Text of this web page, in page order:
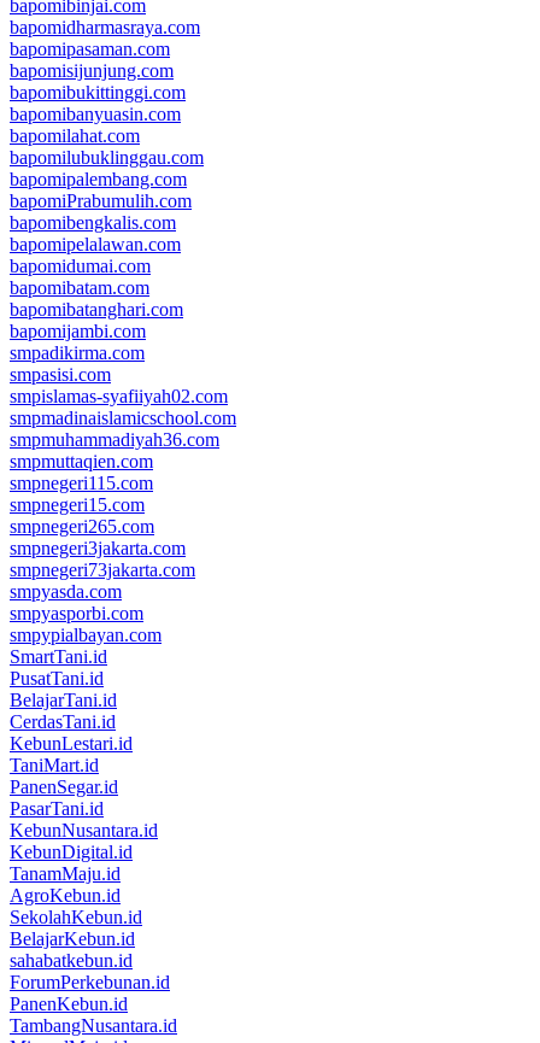
bapomibinjai.com
bapomidharmasraya.com
bapomipasaman.com
bapomisijunjung.com
bapomibukittinggi.com
bapomibanyuasin.com
bapomilahat.com
bapomilubuklinggau.com
bapomipalembang.com
bapomiPrabumulih.com
bapomibengkalis.com
bapomipelalawan.com
bapomidumai.com
bapomibatam.com
bapomibatanghari.com
bapomijambi.com
smpadikirma.com
smpasisi.com
smpislamas-syafiiyah02.com
smpmadinaislamicschool.com
smpmuhammadiyah36.com
smpmuttaqien.com
smpnegeri115.com
smpnegeri15.com
smpnegeri265.com
smpnegeri3jakarta.com
smpnegeri73jakarta.com
smpyasda.com
smpyasporbi.com
smpypialbayan.com
SmartTani.id
PusatTani.id
BelajarTani.id
CerdasTani.id
KebunLestari.id
TaniMart.id
PanenSegar.id
PasarTani.id
KebunNusantara.id
KebunDigital.id
TanamMaju.id
AgroKebun.id
SekolahKebun.id
BelajarKebun.id
sahabatkebun.id
ForumPerkebunan.id
PanenKebun.id
TambangNusantara.id